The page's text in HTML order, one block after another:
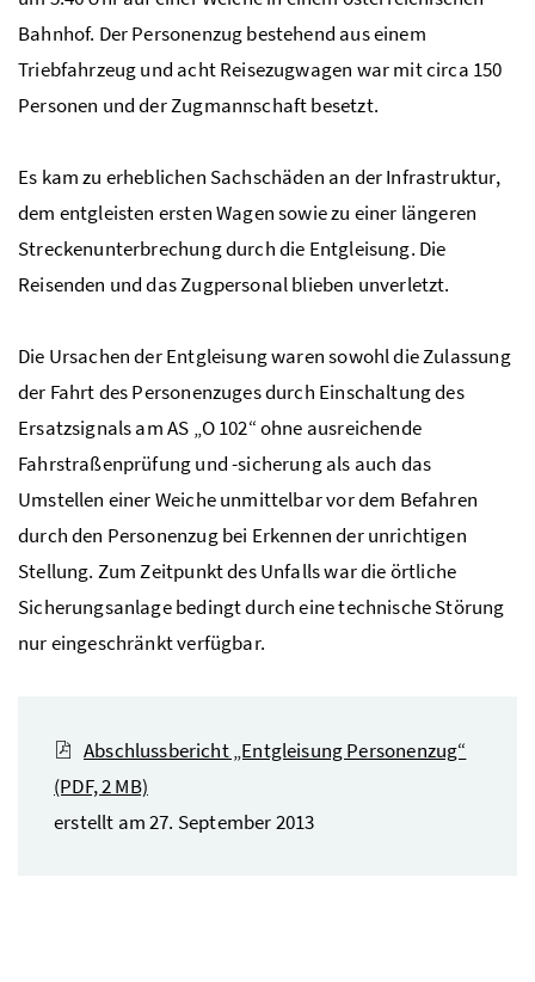
Bahnhof. Der Personenzug bestehend aus einem
Triebfahrzeug und acht Reisezugwagen war mit circa 150
Personen und der Zugmannschaft besetzt.
Es kam zu erheblichen Sachschäden an der Infrastruktur,
dem entgleisten ersten Wagen sowie zu einer längeren
Streckenunterbrechung durch die Entgleisung. Die
Reisenden und das Zugpersonal blieben unverletzt.
Die Ursachen der Entgleisung waren sowohl die Zulassung
der Fahrt des Personenzuges durch Einschaltung des
Ersatzsignals am AS „O 102“ ohne ausreichende
Fahrstraßenprüfung und -sicherung als auch das
Umstellen einer Weiche unmittelbar vor dem Befahren
durch den Personenzug bei Erkennen der unrichtigen
Stellung. Zum Zeitpunkt des Unfalls war die örtliche
Sicherungsanlage bedingt durch eine technische Störung
nur eingeschränkt verfügbar.
Abschlussbericht „Entgleisung Personenzug“
(PDF, 2 MB)
erstellt am 27. September 2013